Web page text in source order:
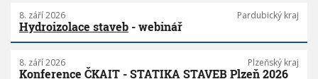
8. září 2026 Pardubický kraj
Hydroizolace staveb - webinář
8. září 2026 Plzeňský kraj
Konference ČKAIT - STATIKA STAVEB Plzeň 2026